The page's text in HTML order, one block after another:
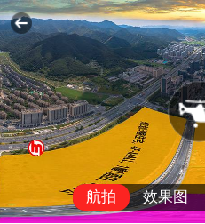
航拍 效果图